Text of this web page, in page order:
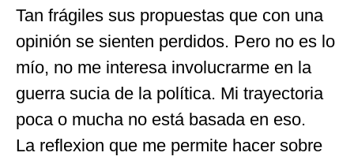
Tan frágiles sus propuestas que con una
opinión se sienten perdidos. Pero no es lo
mío, no me interesa involucrarme en la
guerra sucia de la política. Mi trayectoria
poca o mucha no está basada en eso.
La reflexion que me permite hacer sobre